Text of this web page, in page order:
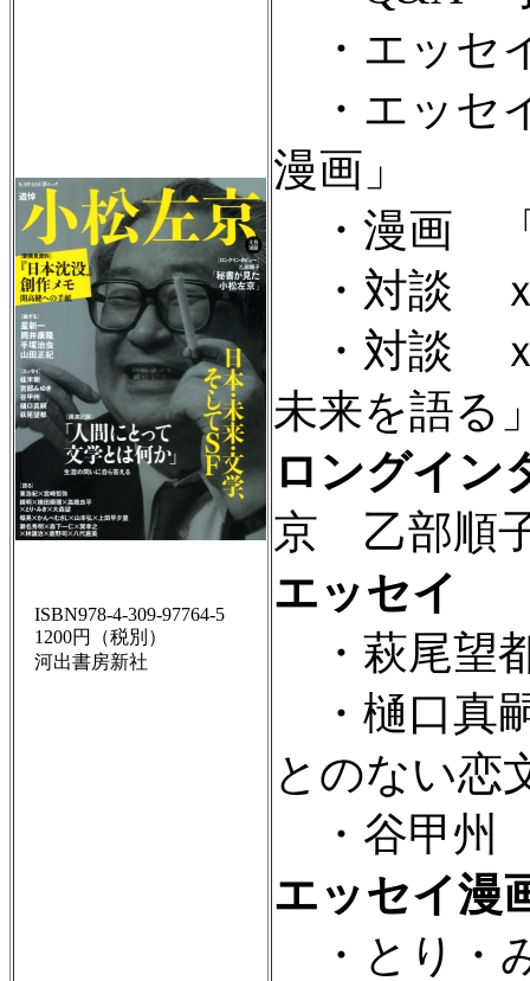
ISBN978-4-309-97764-5
1200円（税別）
河出書房新社
・エッセ
・エッセ
漫画」
・漫画 「
・対談 ｘ
・対談 ｘ
未来を語る
ロングイン
京 乙部順
エッセイ
・萩尾望
・樋口真
とのない恋
・谷甲州
エッセイ漫
・とり・